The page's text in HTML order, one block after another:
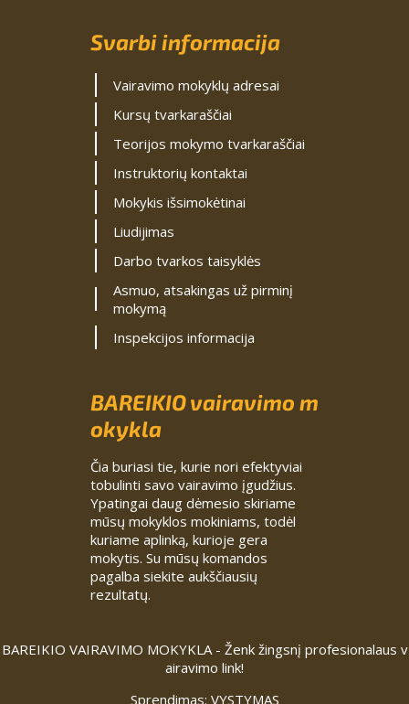
Svarbi informacija
Vairavimo mokyklų adresai
Kursų tvarkaraščiai
Teorijos mokymo tvarkaraščiai
Instruktorių kontaktai
Mokykis išsimokėtinai
Liudijimas
Darbo tvarkos taisyklės
Asmuo, atsakingas už pirminį
mokymą
Inspekcijos informacija
BAREIKIO vairavimo m
okykla
Čia buriasi tie, kurie nori efektyviai
tobulinti savo vairavimo įgudžius.
Ypatingai daug dėmesio skiriame
mūsų mokyklos mokiniams, todėl
kuriame aplinką, kurioje gera
mokytis. Su mūsų komandos
pagalba siekite aukščiausių
rezultatų.
BAREIKIO VAIRAVIMO MOKYKLA - Ženk žingsnį profesionalaus v
airavimo link!
Sprendimas: VYSTYMAS